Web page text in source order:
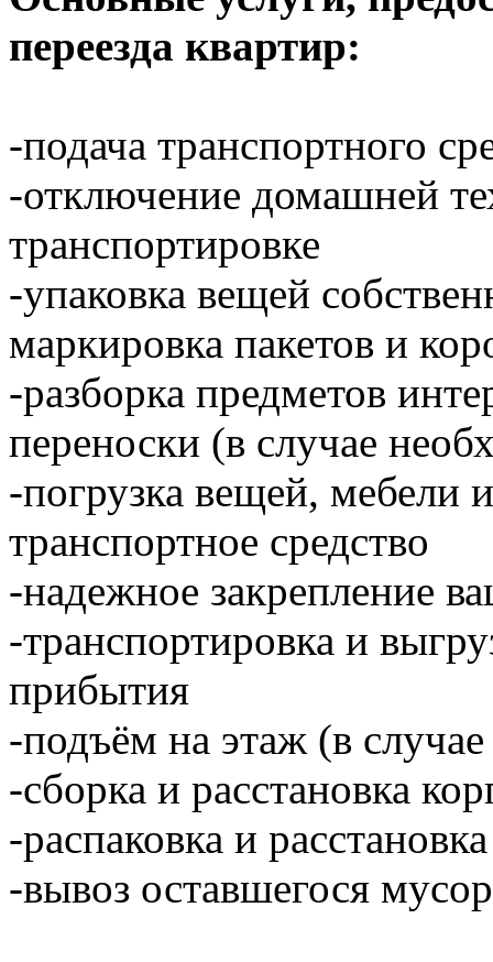
переезда квартир:
-подача транспортного
-отключение домашней
транспортировке
-упаковка вещей
маркировка пакетов и
-разборка предметов
переноски (в случае
-погрузка вещей, мебели
транспортное средство
-надежное закрепление
-транспортировка и
прибытия
-подъём на этаж (в
-сборка и расстановка
-распаковка и
-вывоз оставшегося